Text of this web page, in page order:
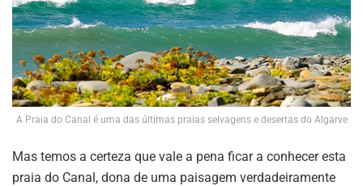
A Praia do Canal é uma das últimas praias selvagens e desertas do Algarve
Mas temos a certeza que vale a pena ficar a conhecer esta
praia do Canal, dona de uma paisagem verdadeiramente